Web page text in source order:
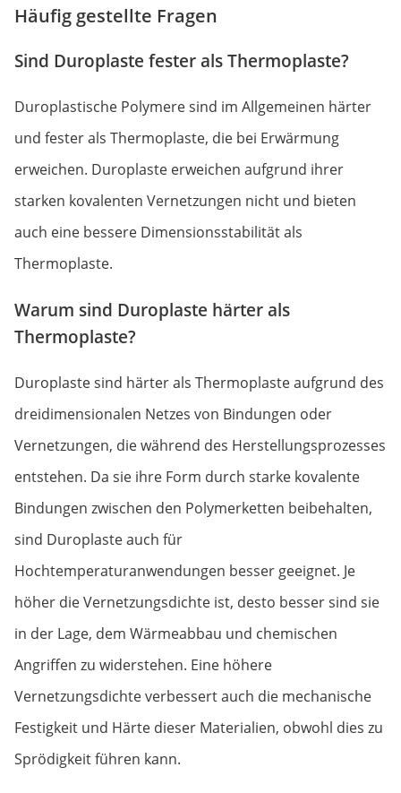
Häufig gestellte Fragen
Sind Duroplaste fester als Thermoplaste?
Duroplastische Polymere sind im Allgemeinen härter
und fester als Thermoplaste, die bei Erwärmung
erweichen. Duroplaste erweichen aufgrund ihrer
starken kovalenten Vernetzungen nicht und bieten
auch eine bessere Dimensionsstabilität als
Thermoplaste.
Warum sind Duroplaste härter als
Thermoplaste?
Duroplaste sind härter als Thermoplaste aufgrund des
dreidimensionalen Netzes von Bindungen oder
Vernetzungen, die während des Herstellungsprozesses
entstehen. Da sie ihre Form durch starke kovalente
Bindungen zwischen den Polymerketten beibehalten,
sind Duroplaste auch für
Hochtemperaturanwendungen besser geeignet. Je
höher die Vernetzungsdichte ist, desto besser sind sie
in der Lage, dem Wärmeabbau und chemischen
Angriffen zu widerstehen. Eine höhere
Vernetzungsdichte verbessert auch die mechanische
Festigkeit und Härte dieser Materialien, obwohl dies zu
Sprödigkeit führen kann.